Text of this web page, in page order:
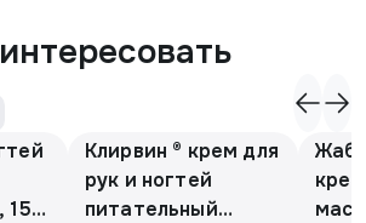
15
Клирвин ® крем для
рук и ногтей
питательный